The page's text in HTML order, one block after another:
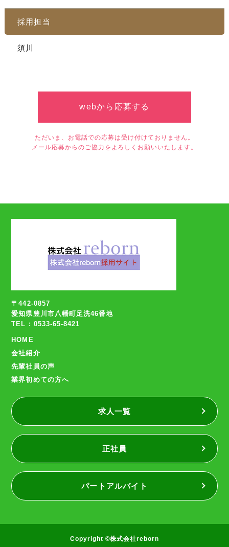
採用担当
須川
webから応募する
ただいま、お電話での応募は受け付けておりません。
メール応募からのご協力をよろしくお願いいたします。
〒442-0857
愛知県豊川市八幡町足洗46番地
TEL : 0533-65-8421
HOME
会社紹介
先輩社員の声
業界初めての方へ
求人一覧
正社員
パートアルバイト
Copyright ©株式会社reborn